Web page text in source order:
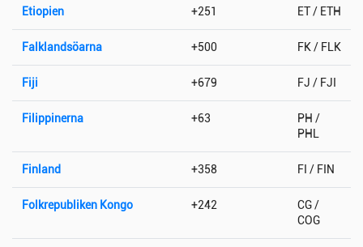
Etiopien +251 ET / ETH
Falklandsöarna +500 FK / FLK
Fiji +679 FJ / FJI
Filippinerna +63
PH /
PHL
Finland +358 FI / FIN
Folkrepubliken Kongo +242
CG /
COG